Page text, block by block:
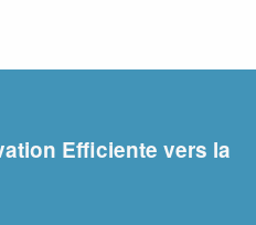
Efficiente vers la